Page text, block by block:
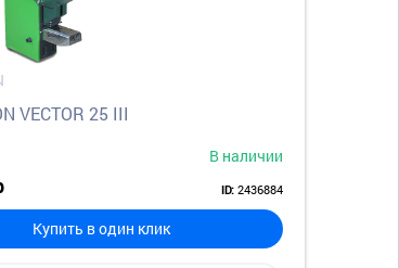
VECTOR 25 III
В наличии
ID: 2436884
Купить в один клик